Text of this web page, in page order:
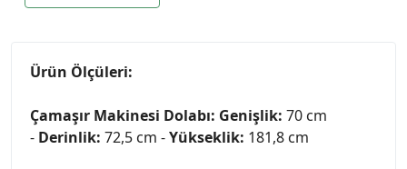
Ürün Ölçüleri:
Çamaşır Makinesi Dolabı: Genişlik: 70 cm
- Derinlik: 72,5 cm -Yükseklik: 181,8 cm